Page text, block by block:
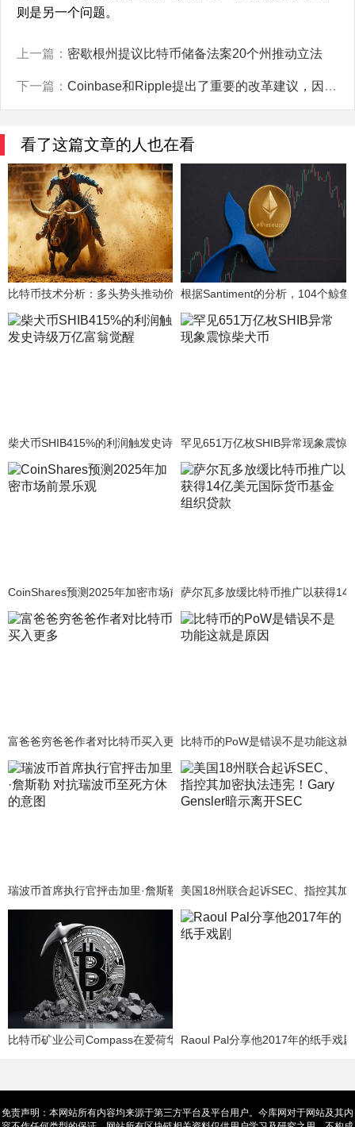
则是另一个问题。
上一篇： 密歇根州提议比特币储备法案20个州推动立法
下一篇： Coinbase和Ripple提出了重要的改革建议，因为Elon Musk的DOGE意在推动对SEC进行改革。
看了这篇文章的人也在看
比特币技术分析：多头势头推动价格向新历史高点突破
根据Santiment的分析，104个鲸
柴犬币SHIB415%的利润触发史诗级万亿富翁觉醒罕见651万亿枚SHIB异常现象震惊
CoinShares预测2025年加密市场前景乐观萨尔瓦多放缓比特币推广以获得14
富爸爸穷爸爸作者对比特币买入更多比特币的PoW是错误不是功能这就
瑞波币首席执行官抨击加里·詹斯勒 对抗瑞波币至死方休的意图
美国18州联合起诉SEC、指控其
比特币矿业公司Compass在爱荷华州设立了一个30兆瓦的矿场。
Raoul Pal分享他2017年的纸手戏剧
免责声明：本网站所有内容均来源于第三方平台及平台用户。今库网对于网站及其内